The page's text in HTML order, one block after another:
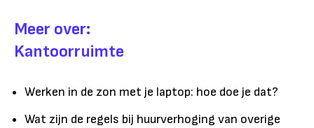
Meer over:
Kantoorruimte
Werken in de zon met je laptop: hoe doe je dat?
Wat zijn de regels bij huurverhoging van overige